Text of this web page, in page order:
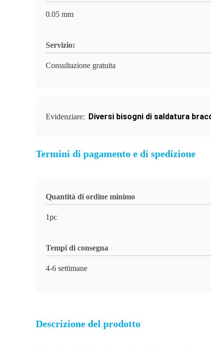
0.05 mm
Servizio:
Consultazione gratuita
Evidenziare: Diversi bisogni di saldatura
Termini di pagamento e di spedizione
Quantità di ordine minimo
1pc
Tempi di consegna
4-6 settimane
Descrizione del prodotto